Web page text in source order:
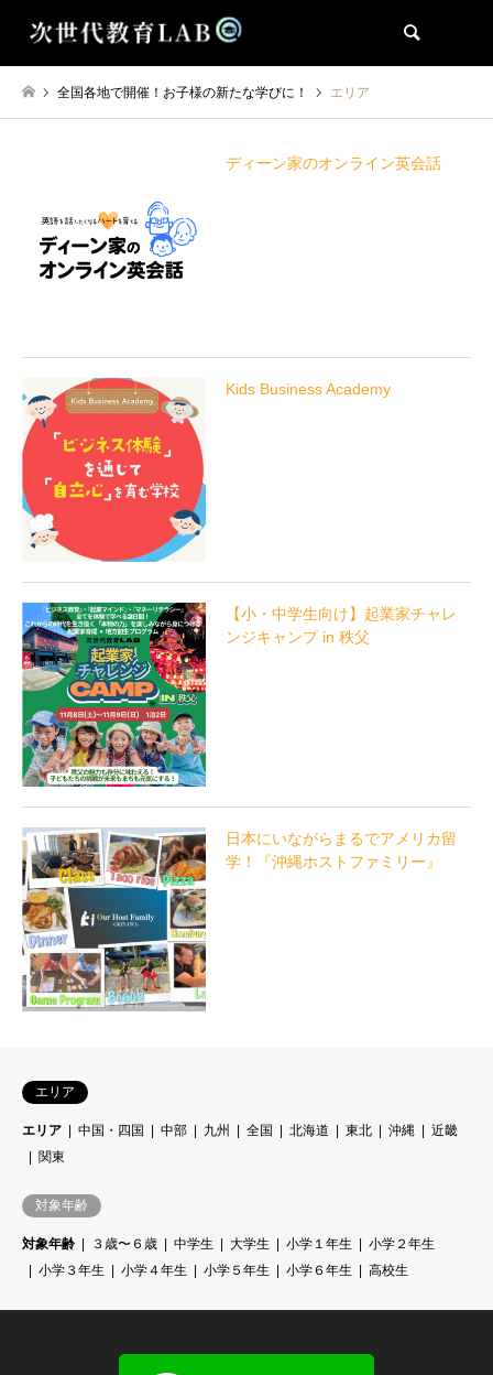
全国各地で開催！お子様の新たな学びに！ エリア
ディーン家のオンライン英会話
Kids Business Academy
【小・中学生向け】起業家チャレ
ンジキャンプ in 秩父
日本にいながらまるでアメリカ留
学！『沖縄ホストファミリー』
エリア
エリア 中国・四国 中部 九州 全国 北海道 東北 沖縄
近畿
関東
対象年齢
対象年齢 ３歳〜６歳 中学生 大学生 小学１年生
小学２年生
小学３年生
小学４年生 小学５年生 小学６年生 高校生